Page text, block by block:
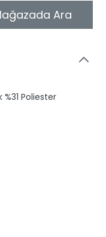
Ara
Poliester